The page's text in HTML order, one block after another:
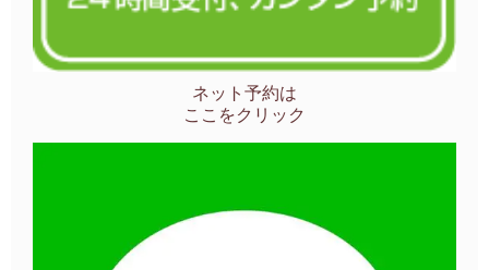
ネット予約は
ここをクリック